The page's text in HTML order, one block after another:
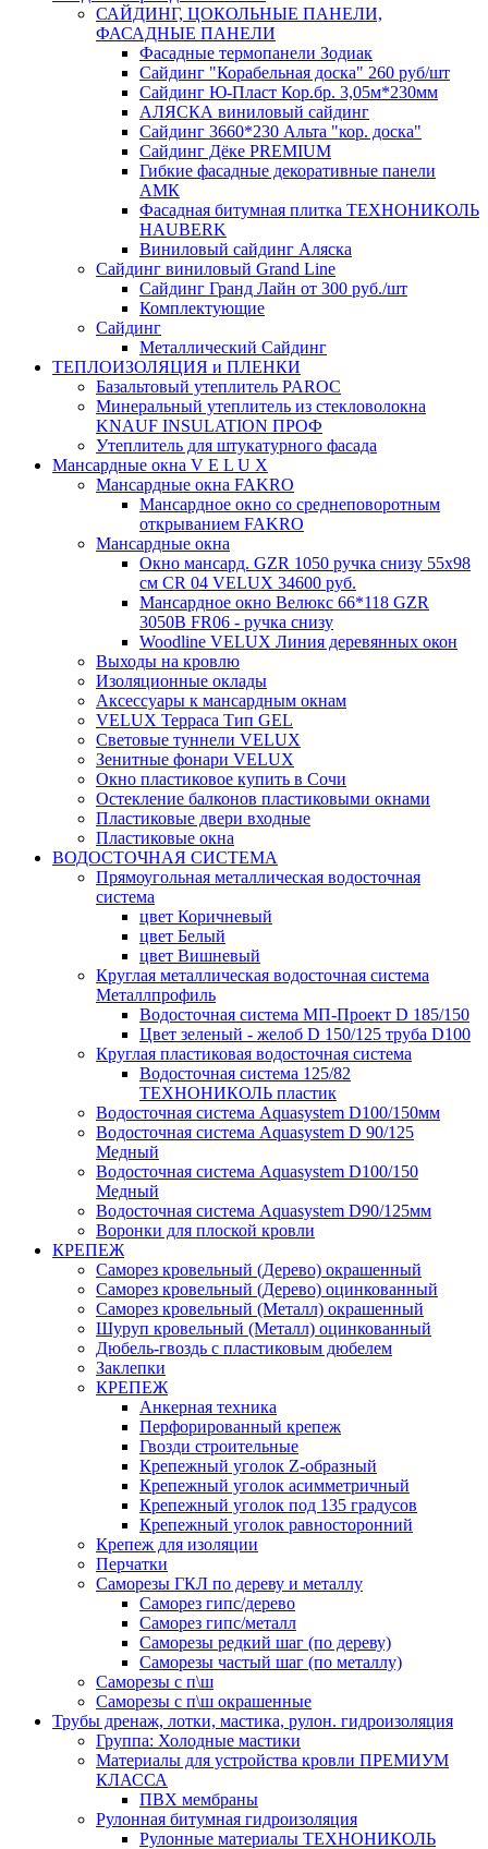
САЙДИНГ, ЦОКОЛЬНЫЕ ПАНЕЛИ,
ФАСАДНЫЕ ПАНЕЛИ
Фасадные термопанели Зодиак
Сайдинг "Корабельная доска" 260 руб/шт
Сайдинг Ю-Пласт Кор.бр. 3,05м*230мм
АЛЯСКА виниловый сайдинг
Сайдинг 3660*230 Альта "кор. доска"
Сайдинг Дёке PREMIUM
Гибкие фасадные декоративные панели
АМК
Фасадная битумная плитка ТЕХНОНИКОЛЬ
HAUBERK
Виниловый сайдинг Аляска
Сайдинг виниловый Grand Line
Сайдинг Гранд Лайн от 300 руб./шт
Комплектующие
Сайдинг
Металлический Сайдинг
ТЕПЛОИЗОЛЯЦИЯ и ПЛЕНКИ
Базальтовый утеплитель PAROC
Минеральный утеплитель из стекловолокна
KNAUF INSULATION ПРОФ
Утеплитель для штукатурного фасада
Мансардные окна V E L U X
Мансардные окна FAKRO
Мансардное окно со среднеповоротным
открыванием FAKRO
Мансардные окна
Окно мансард. GZR 1050 ручка снизу 55х98
см CR 04 VELUX 34600 руб.
Мансардное окно Велюкс 66*118 GZR
3050B FR06 - ручка снизу
Woodline VELUX Линия деревянных окон
Выходы на кровлю
Изоляционные оклады
Аксессуары к мансардным окнам
VELUX Терраса Тип GEL
Световые туннели VELUX
Зенитные фонари VELUX
Окно пластиковое купить в Сочи
Остекление балконов пластиковыми окнами
Пластиковые двери входные
Пластиковые окна
ВОДОСТОЧНАЯ СИСТЕМА
Прямоугольная металлическая водосточная
система
цвет Коричневый
цвет Белый
цвет Вишневый
Круглая металлическая водосточная система
Металлпрофиль
Водосточная система МП-Проект D 185/150
Цвет зеленый - желоб D 150/125 труба D100
Круглая пластиковая водосточная система
Водосточная система 125/82
ТЕХНОНИКОЛЬ пластик
Водосточная система Aquasystem D100/150мм
Водосточная система Aquasystem D 90/125
Медный
Водосточная система Aquasystem D100/150
Медный
Водосточная система Aquasystem D90/125мм
Воронки для плоской кровли
КРЕПЕЖ
Саморез кровельный (Дерево) окрашенный
Саморез кровельный (Дерево) оцинкованный
Саморез кровельный (Металл) окрашенный
Шуруп кровельный (Металл) оцинкованный
Дюбель-гвоздь с пластиковым дюбелем
Заклепки
КРЕПЕЖ
Анкерная техника
Перфорированный крепеж
Гвозди строительные
Крепежный уголок Z-образный
Крепежный уголок асимметричный
Крепежный уголок под 135 градусов
Крепежный уголок равносторонний
Крепеж для изоляции
Перчатки
Саморезы ГКЛ по дереву и металлу
Саморез гипс/дерево
Саморез гипс/металл
Саморезы редкий шаг (по дереву)
Саморезы частый шаг (по металлу)
Саморезы с п\ш
Саморезы с п\ш окрашенные
Трубы дренаж, лотки, мастика, рулон. гидроизоляция
Группа: Холодные мастики
Материалы для устройства кровли ПРЕМИУМ
КЛАССА
ПВХ мембраны
Рулонная битумная гидроизоляция
Рулонные материалы ТЕХНОНИКОЛЬ